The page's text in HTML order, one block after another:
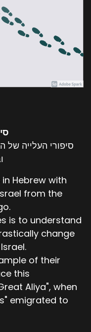
Hebrew with
from the
is to understand
change
of their
this
Aliya", when
emigrated to